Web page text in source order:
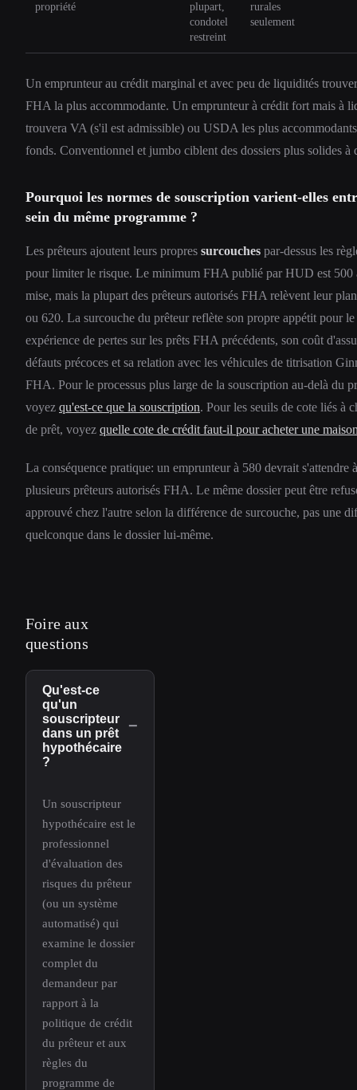
propriété
plupart,
condotel
restreint
rurales
seulement
Un emprunteur au crédit marginal et avec peu de liquidités
FHA la plus accommodante. Un emprunteur à crédit fort mais à
trouvera VA (s'il est admissible) ou USDA les plus
fonds. Conventionnel et jumbo ciblent des dossiers plus solides à
Pourquoi les normes de souscription varient-elles
sein du même programme ?
Les prêteurs ajoutent leurs propres surcouches par-dessus les
pour limiter le risque. Le minimum FHA publié par HUD est 500
mise, mais la plupart des prêteurs autorisés FHA relèvent leur
ou 620. La surcouche du prêteur reflète son propre appétit pour
expérience de pertes sur les prêts FHA précédents, son coût
défauts précoces et sa relation avec les véhicules de titrisation
FHA. Pour le processus plus large de la souscription au-delà du
voyez qu'est-ce que la souscription. Pour les seuils de cote liés à
de prêt, voyez quelle cote de crédit faut-il pour acheter une
La conséquence pratique: un emprunteur à 580 devrait s'attendre
plusieurs prêteurs autorisés FHA. Le même dossier peut être
approuvé chez l'autre selon la différence de surcouche, pas une
quelconque dans le dossier lui-même.
Foire aux
questions
Qu'est-ce
qu'un
souscripteur
dans un prêt
hypothécaire
?
−
Un souscripteur
hypothécaire est le
professionnel
d'évaluation des
risques du prêteur
(ou un système
automatisé) qui
examine le dossier
complet du
demandeur par
rapport à la
politique de crédit
du prêteur et aux
règles du
programme de